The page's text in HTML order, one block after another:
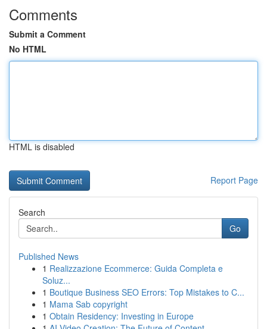
Comments
Submit a Comment
No HTML
HTML is disabled
Report Page
Search
Go
Published News
1 Realizzazione Ecommerce: Guida Completa e
Soluz...
1 Boutique Business SEO Errors: Top Mistakes to C...
1 Mama Sab copyright
1 Obtain Residency: Investing in Europe